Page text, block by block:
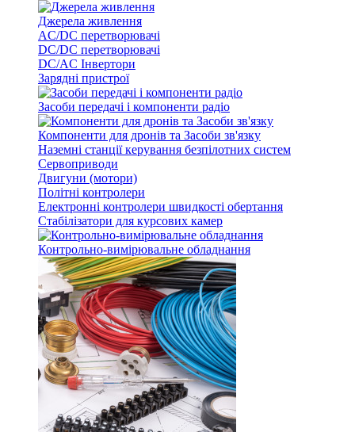
Джерела живлення
AC/DC перетворювачі
DC/DC перетворювачі
DC/AC Інвертори
Зарядні пристрої
Засоби передачі і компоненти радіо
Компоненти для дронів та Засоби зв'язку
Наземні станції керування безпілотних систем
Сервоприводи
Двигуни (мотори)
Політні контролери
Електронні контролери швидкості обертання
Стабілізатори для курсових камер
Контрольно-вимірювальне обладнання